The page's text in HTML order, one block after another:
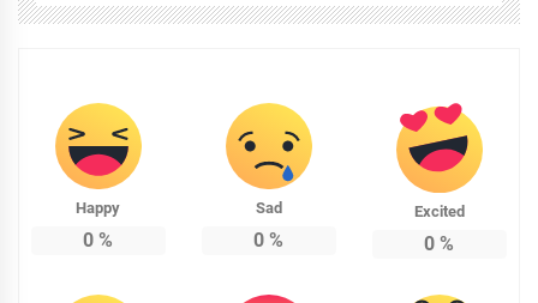
Happy
0 %
Sad
0 %
Excited
0 %